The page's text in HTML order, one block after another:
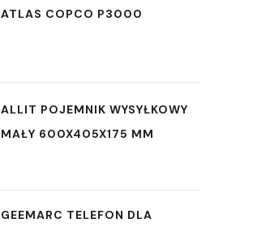
ATLAS COPCO P3000
ALLIT POJEMNIK WYSYŁKOWY
MAŁY 600X405X175 MM
GEEMARC TELEFON DLA